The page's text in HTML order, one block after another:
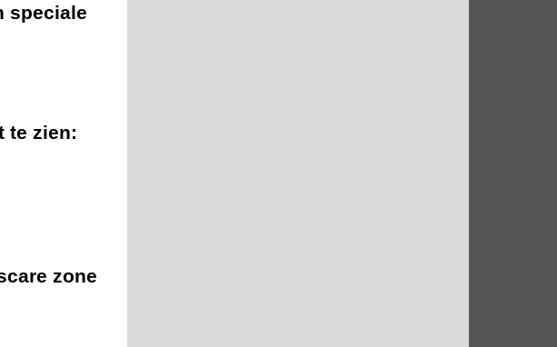
speciale
te zien:
zone